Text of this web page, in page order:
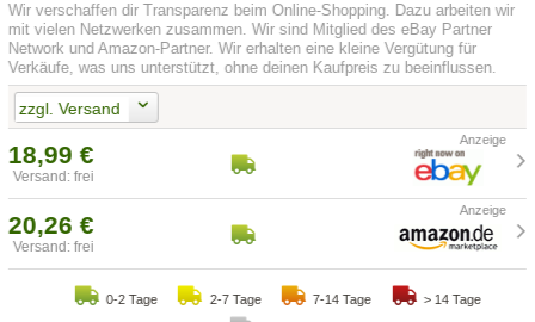
Wir verschaffen dir Transparenz beim Online-Shopping. Dazu arbeiten wir
mit vielen Netzwerken zusammen. Wir sind Mitglied des eBay Partner
Network und Amazon-Partner. Wir erhalten eine kleine Vergütung für
Verkäufe, was uns unterstützt, ohne deinen Kaufpreis zu beeinflussen.
zzgl. Versand
18,99 €
Versand: frei
20,26 €
Versand: frei
0-2 Tage 2-7 Tage 7-14 Tage > 14 Tage